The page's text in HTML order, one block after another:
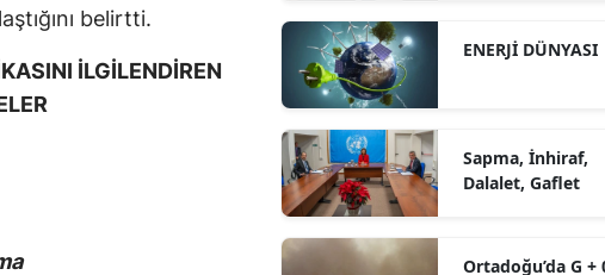
belirtti.
İLGİLENDİREN
ENERJİ DÜNYASI
Sapma, İnhiraf,
Dalalet, Gaflet
Ortadoğu’da G +